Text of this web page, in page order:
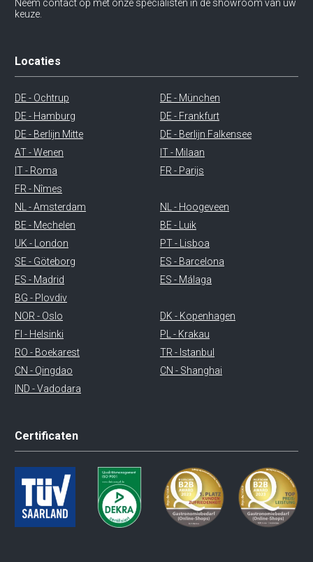
Neem contact op met onze specialisten in de showroom van uw
keuze.
Locaties
DE - Ochtrup
DE - München
DE - Hamburg
DE - Frankfurt
DE - Berlijn Mitte
DE - Berlijn Falkensee
AT - Wenen
IT - Milaan
IT - Roma
FR - Parijs
FR - Nîmes
NL - Amsterdam
NL - Hoogeveen
BE - Mechelen
BE - Luik
UK - London
PT - Lisboa
SE - Göteborg
ES - Barcelona
ES - Madrid
ES - Málaga
BG - Plovdiv
NOR - Oslo
DK - Kopenhagen
FI - Helsinki
PL - Krakau
RO - Boekarest
TR - Istanbul
CN - Qingdao
CN - Shanghai
IND - Vadodara
Certificaten